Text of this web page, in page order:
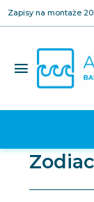
Zapisy na montaże
Zodiac